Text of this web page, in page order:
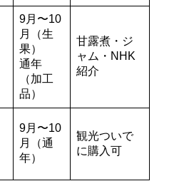
9月〜10
月（生
果）
通年
（加工
品）
甘露煮・ジ
ャム・NHK
紹介
9月〜10
月（通
年）
観光ついで
に購入可